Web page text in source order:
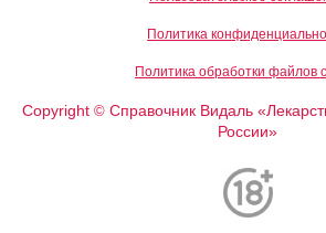
Политика
Политика обработки файлов
Copyright ©Справочник Видаль
России»